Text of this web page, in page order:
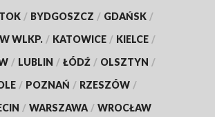
/ BYDGOSZCZ / GDAŃSK /
WLKP. / KATOWICE / KIELCE /
/ LUBLIN / ŁÓDŹ / OLSZTYN /
/ POZNAŃ / RZESZÓW /
/ WARSZAWA / WROCŁAW